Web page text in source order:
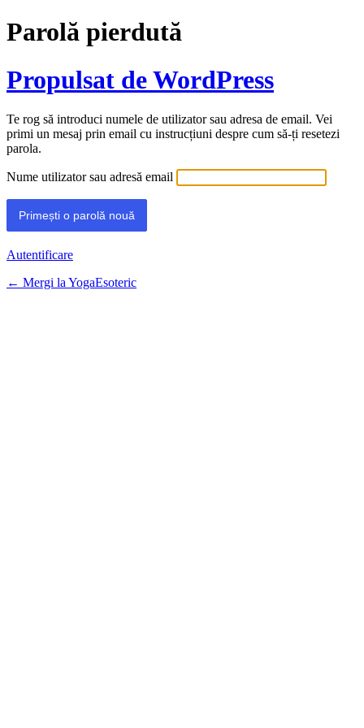
Parolă pierdută
Propulsat de WordPress
Te rog să introduci numele de utilizator sau adresa de email. Vei
primi un mesaj prin email cu instrucțiuni despre cum să-ți resetezi
parola.
Nume utilizator sau adresă email
Autentificare
← Mergi la YogaEsoteric